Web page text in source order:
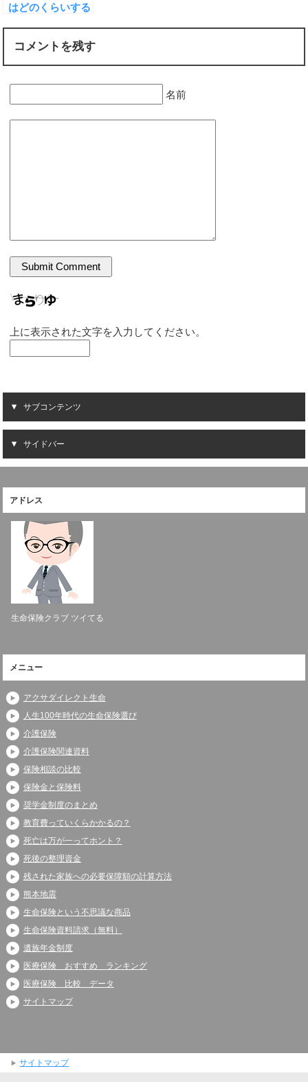
はどのくらいする
コメントを残す
名前
上に表示された文字を入力してください。
サブコンテンツ
サイドバー
アドレス
生命保険クラブ ツイてる
メニュー
アクサダイレクト生命
人生100年時代の生命保険選び
介護保険
介護保険関連資料
保険相談の比較
保険金と保険料
奨学金制度のまとめ
教育費っていくらかかるの？
死亡は万が一ってホント？
死後の整理資金
残された家族への必要保障額の計算方法
熊本地震
生命保険という不思議な商品
生命保険資料請求（無料）
遺族年金制度
医療保険 おすすめ ランキング
医療保険 比較 データ
サイトマップ
サイトマップ